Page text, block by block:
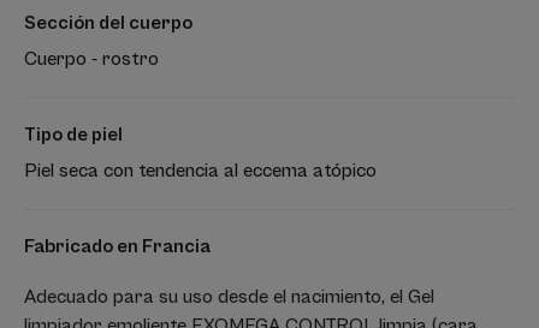
Sección del cuerpo
Cuerpo - rostro
Tipo de piel
Piel seca con tendencia al eccema atópico
Fabricado en Francia
Adecuado para su uso desde el nacimiento, el Gel